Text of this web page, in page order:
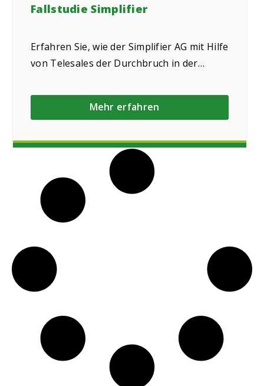
Fallstudie Simplifier
Erfahren Sie, wie der Simplifier AG mit Hilfe
von Telesales der Durchbruch in der
Mehr erfahren